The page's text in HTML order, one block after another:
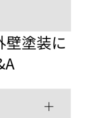
壁塗装に